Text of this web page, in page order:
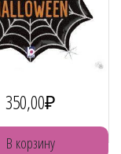
350,00₽
В корзину